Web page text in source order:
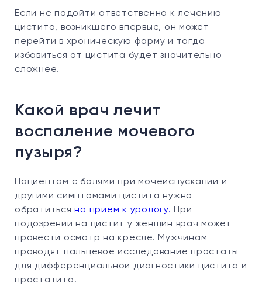
Если не подойти ответственно к лечению
цистита, возникшего впервые, он может
перейти в хроническую форму и тогда
избавиться от цистита будет значительно
сложнее.
Какой врач лечит
воспаление мочевого
пузыря?
Пациентам с болями при мочеиспускании и
другими симптомами цистита нужно
обратитьсяна прием к урологу. При
подозрении на цистит у женщин врач может
провести осмотр на кресле. Мужчинам
проводят пальцевое исследование простаты
для дифференциальной диагностики цистита и
простатита.